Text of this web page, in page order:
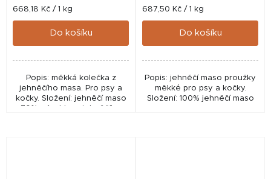
Měrná
cena:
668,18 Kč / 1 kg
Do košíku
Popis: měkká kolečka z
jehněčího masa. Pro psy a
kočky. Složení: jehněčí maso
Měrná
cena:
687,50 Kč / 1 kg
Do košíku
Popis: jehněčí maso proužky
měkké pro psy a kočky.
Složení: 100% jehněčí maso